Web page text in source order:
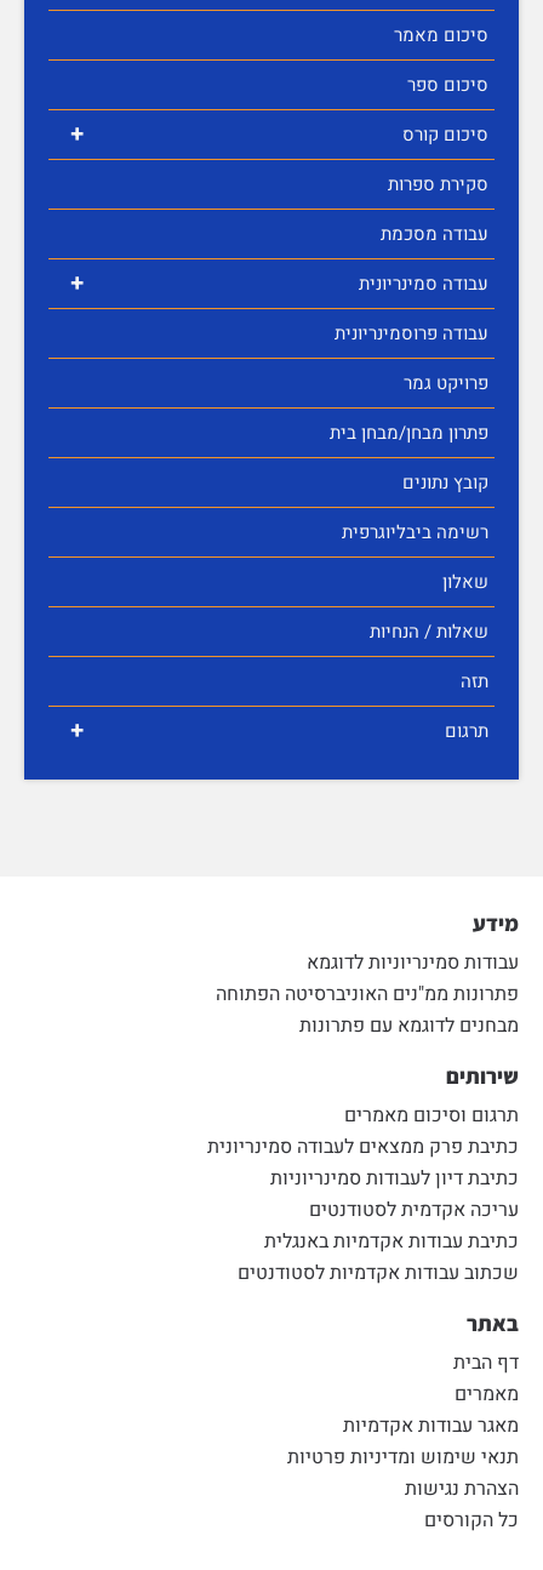
סיכום מאמר
סיכום ספר
+
סיכום קורס
סקירת ספרות
עבודה מסכמת
+
עבודה סמינריונית
עבודה פרוסמינריונית
פרויקט גמר
פתרון מבחן/מבחן בית
קובץ נתונים
רשימה ביבליוגרפית
שאלון
שאלות / הנחיות
תזה
+ תרגום
מידע
עבודות סמינריוניות לדוגמא
פתרונות ממ"נים האוניברסיטה הפתוחה
מבחנים לדוגמא עם פתרונות
שירותים
תרגום וסיכום מאמרים
כתיבת פרק ממצאים לעבודה סמינריונית
כתיבת דיון לעבודות סמינריוניות
עריכה אקדמית לסטודנטים
כתיבת עבודות אקדמיות באנגלית
שכתוב עבודות אקדמיות לסטודנטים
באתר
דף הבית
מאמרים
מאגר עבודות אקדמיות
תנאי שימוש ומדיניות פרטיות
הצהרת נגישות
כל הקורסים